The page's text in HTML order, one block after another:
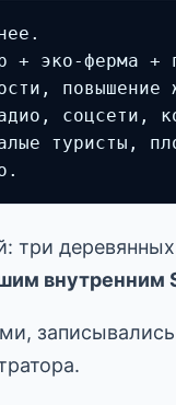
+ эко-ферма +
соцсети,
туристы,
три
внутренним